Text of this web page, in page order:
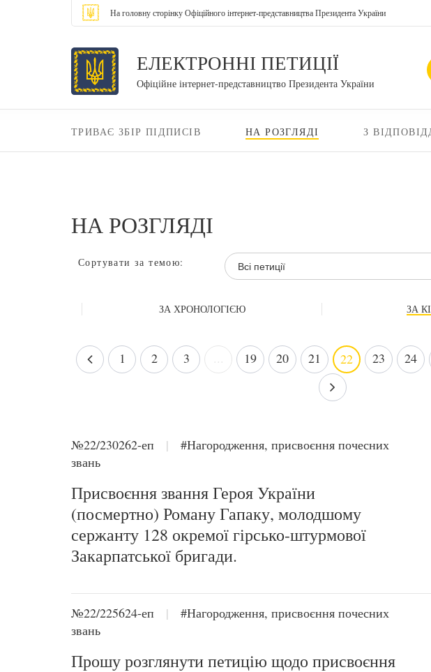
На головну сторінку Офіційного інтернет-представництва Президента України
ЕЛЕКТРОННІ ПЕТИЦІЇ
Офіційне інтернет-представництво Президента України
ТРИВАЄ ЗБІР ПІДПИСІВ НА РОЗГЛЯДІ З
НА РОЗГЛЯДІ
Сортувати за темою: Всі петиції
ЗА ХРОНОЛОГІЄЮ ЗА
1 2 3 19 20 21 22 23 24
№22/230262-еп |
#Нагородження, присвоєння почесних
звань
Присвоєння звання Героя України
(посмертно) Роману Гапаку, молодшому
сержанту 128 окремої гірсько-штурмової
Закарпатської бригади.
№22/225624-еп |
#Нагородження, присвоєння почесних
звань
Прошу розглянути петицію щодо присвоєння